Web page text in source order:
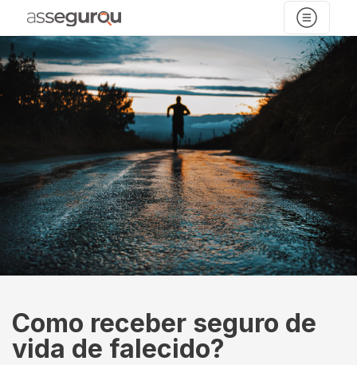
Como receber seguro de
vida de falecido?